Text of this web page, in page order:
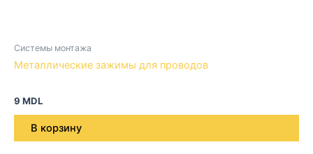
Системы монтажа
Металлические зажимы для проводов
9 MDL
В корзину